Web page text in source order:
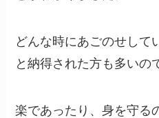
どんな時にあごのせして
と納得された方も多いの
楽であったり、身を守る